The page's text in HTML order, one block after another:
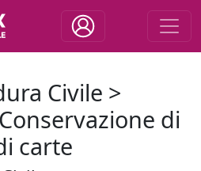
Civile >
di
carte